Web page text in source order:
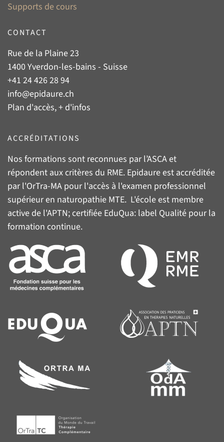
Supports de cours
CONTACT
Rue de la Plaine 23
1400 Yverdon-les-bains - Suisse
+41 24 426 28 94
info@epidaure.ch
Plan d'accès, + d'infos
ACCRÉDITATIONS
Nos formations sont reconnues par l’ASCAet
répondent aux critères du RME. Epidaure est accréditée
par l'OrTra-MA pour l'accès à l'examen professionnel
supérieur en naturopathie MTE. L'école est membre
active de l'APTN; certifiée EduQua: label Qualité pour la
formation continue.